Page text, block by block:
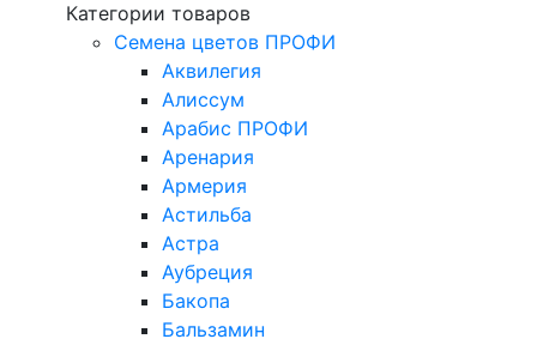
Категории товаров
Cемена цветов ПРОФИ
Аквилегия
Алиссум
Арабис ПРОФИ
Аренария
Армерия
Астильба
Астра
Аубреция
Бакопа
Бальзамин